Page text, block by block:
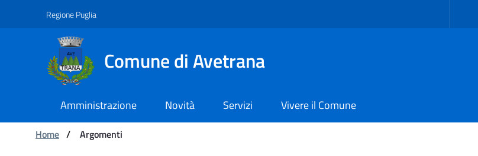
Navigazione
Salta al contenuto
Regione Puglia
Comune di Avetrana
Amministrazione Novità Servizi Vivere il Comune
Ti trovi in:
Home / Argomenti